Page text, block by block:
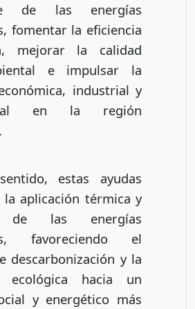
de las energías
fomentar la eficiencia
mejorar la calidad
e impulsar la
industrial y
en la región
estas ayudas
la aplicación térmica y
de las energías
favoreciendo el
descarbonización y la
ecológica hacia un
y energético más